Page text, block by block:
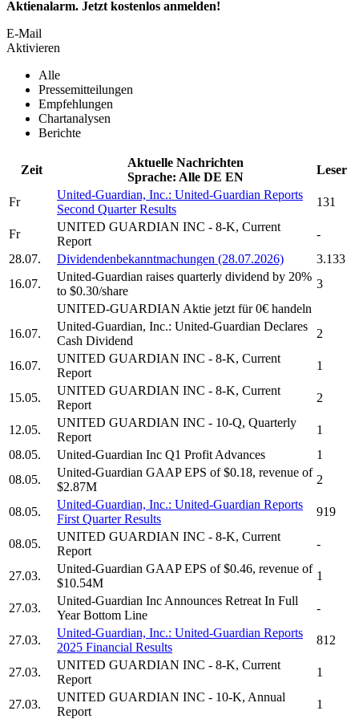
Aktienalarm. Jetzt kostenlos anmelden!
E-Mail
Aktivieren
Alle
Pressemitteilungen
Empfehlungen
Chartanalysen
Berichte
Zeit
Aktuelle Nachrichten
Sprache: Alle DE EN
Leser
Fr
United-Guardian, Inc.: United-Guardian Reports
Second Quarter Results
131
Fr
UNITED GUARDIAN INC - 8-K, Current
Report
-
28.07.
Dividendenbekanntmachungen (28.07.2026)
3.133
16.07.
United-Guardian raises quarterly dividend by 20%
to $0.30/share
3
UNITED-GUARDIAN Aktie jetzt für 0€ handeln
16.07.
United-Guardian, Inc.: United-Guardian Declares
Cash Dividend
2
16.07.
UNITED GUARDIAN INC - 8-K, Current
Report
1
15.05.
UNITED GUARDIAN INC - 8-K, Current
Report
2
12.05.
UNITED GUARDIAN INC - 10-Q, Quarterly
Report
1
08.05.
United-Guardian Inc Q1 Profit Advances
1
08.05.
United-Guardian GAAP EPS of $0.18, revenue of
$2.87M
2
08.05.
United-Guardian, Inc.: United-Guardian Reports
First Quarter Results
919
08.05.
UNITED GUARDIAN INC - 8-K, Current
Report
-
27.03.
United-Guardian GAAP EPS of $0.46, revenue of
$10.54M
1
27.03.
United-Guardian Inc Announces Retreat In Full
Year Bottom Line
-
27.03.
United-Guardian, Inc.: United-Guardian Reports
2025 Financial Results
812
27.03.
UNITED GUARDIAN INC - 8-K, Current
Report
1
27.03.
UNITED GUARDIAN INC - 10-K, Annual
Report
1